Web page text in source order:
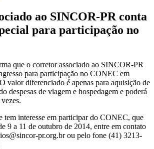
ao SINCOR-PR conta
para participação no
que o corretor associado ao SINCOR-PR
para participação no CONEC em
valor diferenciado é apenas para aquisição de
despesas de viagem e hospedagem e poderá
tem interesse em participar do CONEC, que
9 a 11 de outubro de 2014, entre em contato
pr.org.br ou pelo fone (41) 3213-